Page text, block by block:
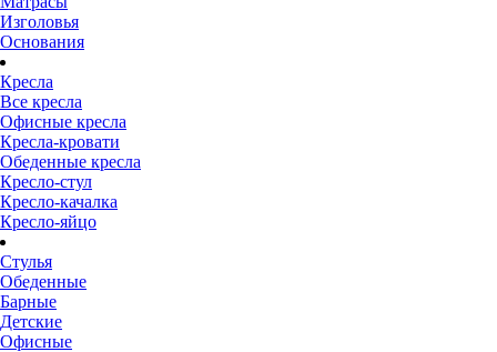
Изголовья
Основания
Кресла
Все кресла
Офисные кресла
Кресла-кровати
Обеденные кресла
Кресло-стул
Кресло-качалка
Кресло-яйцо
Стулья
Обеденные
Барные
Детские
Офисные